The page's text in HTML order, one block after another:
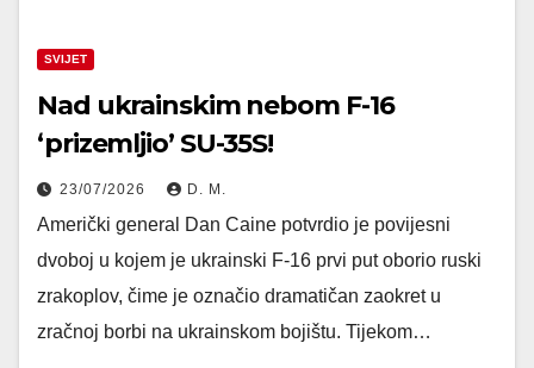
SVIJET
Nad ukrainskim nebom F-16
‘prizemljio’ SU-35S!
23/07/2026 D. M.
Američki general Dan Caine potvrdio je povijesni
dvoboj u kojem je ukrainski F-16 prvi put oborio ruski
zrakoplov, čime je označio dramatičan zaokret u
zračnoj borbi na ukrainskom bojištu. Tijekom…